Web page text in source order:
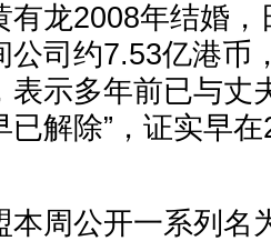
有龙2008年结婚
公司约7.53亿港币
示多年前已与丈
解除”，证实早
本周公开一系列名